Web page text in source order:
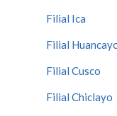
Filial Ica
Filial
Filial Cusco
Filial Chiclayo